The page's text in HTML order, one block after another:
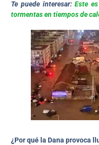
Te puede interesar:Este
tormentas en tiempos de
¿Por qué la Dana provoca